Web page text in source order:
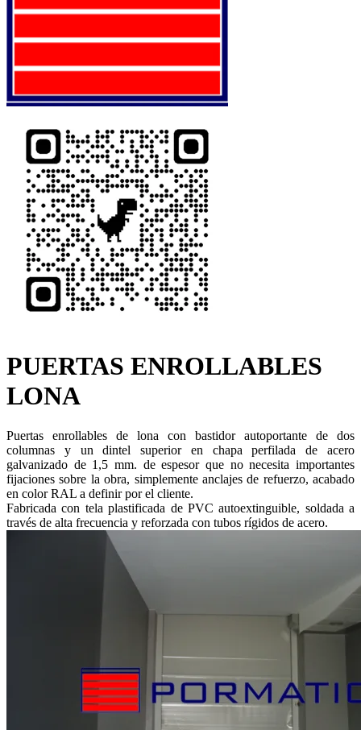
PUERTAS ENROLLABLES
LONA
Puertas enrollables de lona con bastidor autoportante de dos
columnas y un dintel superior en chapa perfilada de acero
galvanizado de 1,5 mm. de espesor que no necesita importantes
fijaciones sobre la obra, simplemente anclajes de refuerzo, acabado
en color RAL a definir por el cliente.
Fabricada con tela plastificada de PVC autoextinguible, soldada a
través de alta frecuencia y reforzada con tubos rígidos de acero.